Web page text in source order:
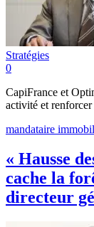
Stratégies
0
CapiFrance et
activité et
mandataire
« Hausse
cache la
directeur